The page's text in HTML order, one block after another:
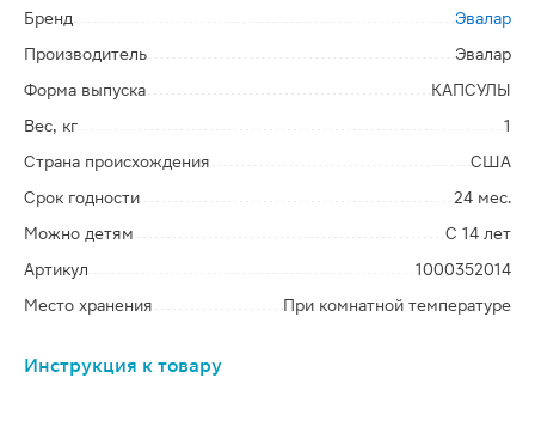
Бренд
Эвалар
Производитель
Эвалар
Форма выпуска
КАПСУЛЫ
Вес, кг
1
Страна происхождения
США
Срок годности
24 мес.
Можно детям
С 14 лет
Артикул
1000352014
Место хранения
При комнатной температуре
Инструкция к товару